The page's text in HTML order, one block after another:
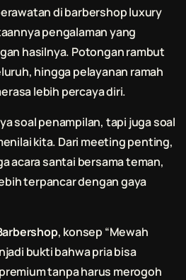
di barbershop luxury
pengalaman yang
hasilnya. Potongan rambut
hingga pelayanan ramah
lebih percaya diri.
soal penampilan, tapi juga soal
kita. Dari meeting penting,
acara santai bersama teman,
terpancar dengan gaya
, konsep “Mewah
bukti bahwa pria bisa
tanpa harus merogoh